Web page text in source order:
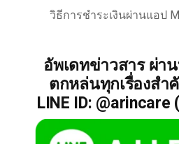
วิธีการชำระเงินผ่านแอป
อัพเดทข่าวสาร ผ่าน
ตกหล่นทุกเรื่องสำ
LINE ID: